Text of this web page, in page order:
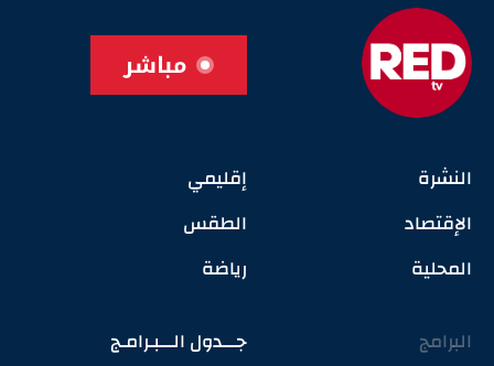
مباشر
النشرة
الإقتصاد
المحلية
إقليمي
الطقس
رياضة
البرامج
جـــدول الـــبـرامـج